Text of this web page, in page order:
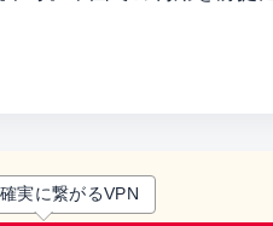
実に繋がるVPN